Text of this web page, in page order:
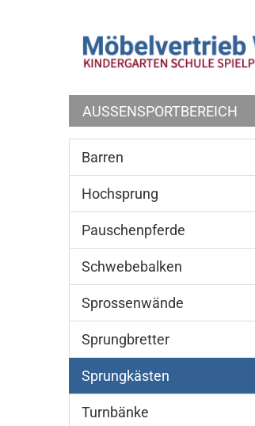
AUSSENSPORTBEREICH
Barren
Hochsprung
Pauschenpferde
Schwebebalken
Sprossenwände
Sprungbretter
Sprungkästen
Turnbänke